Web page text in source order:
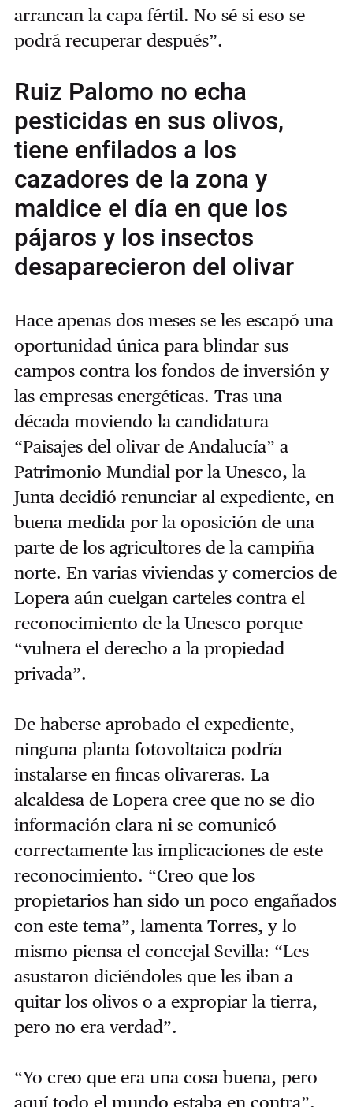
arrancan la capa fértil. No sé si eso se
podrá recuperar después”.
Ruiz Palomo no echa
pesticidas en sus olivos,
tiene enfilados a los
cazadores de la zona y
maldice el día en que los
pájaros y los insectos
desaparecieron del olivar
Hace apenas dos meses se les escapó una
oportunidad única para blindar sus
campos contra los fondos de inversión y
las empresas energéticas. Tras una
década moviendo la candidatura
“Paisajes del olivar de Andalucía” a
Patrimonio Mundial por la Unesco, la
Junta decidió renunciar al expediente, en
buena medida por la oposición de una
parte de los agricultores de la campiña
norte. En varias viviendas y comercios de
Lopera aún cuelgan carteles contra el
reconocimiento de la Unesco porque
“vulnera el derecho a la propiedad
privada”.
De haberse aprobado el expediente,
ninguna planta fotovoltaica podría
instalarse en fincas olivareras. La
alcaldesa de Lopera cree que no se dio
información clara ni se comunicó
correctamente las implicaciones de este
reconocimiento. “Creo que los
propietarios han sido un poco engañados
con este tema”, lamenta Torres, y lo
mismo piensa el concejal Sevilla: “Les
asustaron diciéndoles que les iban a
quitar los olivos o a expropiar la tierra,
pero no era verdad”.
“Yo creo que era una cosa buena, pero
aquí todo el mundo estaba en contra”,